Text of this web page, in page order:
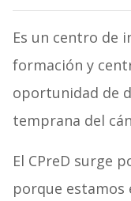
Es un centro de
formación y
oportunidad de
temprana del
El CPreD surge
porque estamos